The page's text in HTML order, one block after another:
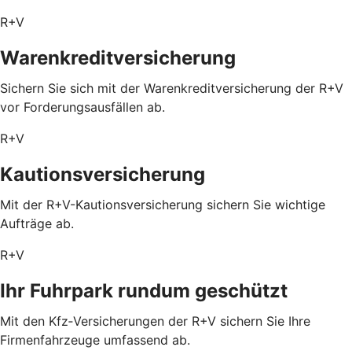
R+V
Warenkreditversicherung
Sichern Sie sich mit der Warenkreditversicherung der R+V
vor Forderungsausfällen ab.
R+V
Kautionsversicherung
Mit der R+V-Kautionsversicherung sichern Sie wichtige
Aufträge ab.
R+V
Ihr Fuhrpark rundum geschützt
Mit den Kfz‑Versicherungen der R+V sichern Sie Ihre
Firmenfahrzeuge umfassend ab.